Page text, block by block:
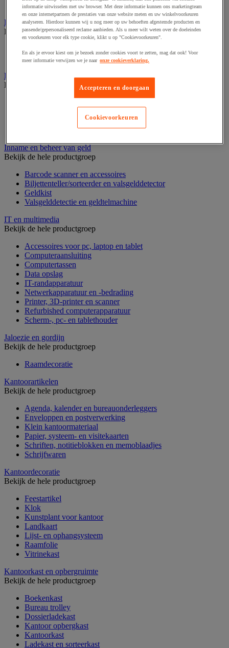
Tv, dvd-speler en Blu-ray
Bewegwijzering en aanduidingsborden
Bekijk de hele productgroep
Deurnaambord
Pictogram
Folderrek en -houder
Bekijk de hele productgroep
Tafel folderstandaard
Wandfolderhouder
Inname en beheer van geld
Bekijk de hele productgroep
Barcode scanner en accessoires
Biljettenteller/sorteerder en valsgelddetector
Geldkist
Valsgelddetectie en geldtelmachine
IT en multimedia
Bekijk de hele productgroep
Accessoires voor pc, laptop en tablet
Computeraansluiting
Computertassen
Data opslag
IT-randapparatuur
Netwerkapparatuur en -bedrading
Printer, 3D-printer en scanner
Refurbished computerapparatuur
Scherm-, pc- en tablethouder
Jaloezie en gordijn
Bekijk de hele productgroep
Raamdecoratie
Kantoorartikelen
Bekijk de hele productgroep
Agenda, kalender en bureauonderleggers
Enveloppen en postverwerking
Klein kantoormateriaal
Papier, systeem- en visitekaarten
Schriften, notitieblokken en memoblaadjes
Schrijfwaren
Kantoordecoratie
Bekijk de hele productgroep
Feestartikel
Klok
Kunstplant voor kantoor
Landkaart
Lijst- en ophangsysteem
Raamfolie
Vitrinekast
Kantoorkast en opbergruimte
Bekijk de hele productgroep
Boekenkast
Bureau trolley
Dossierladekast
Kantoor opbergkast
Kantoorkast
Ladekast en sorteerkast
informatie uitwisselen met uw browser. Met deze informatie kunnen ons marketingteam
en onze internetpartners de prestaties van onze website meten en uw winkelvoorkeuren
analyseren. Hierdoor kunnen wij u nog meer op uw behoeften afgestemde producten en
passende/gepersonaliseerd reclame aanbieden. Als u meer wilt weten over de doeleinden
en voorkeuren voor elk type cookie, klikt u op "Cookievoorkeuren".
En als je ervoor kiest om je bezoek zonder cookies voort te zetten, mag dat ook! Voor
meer informatie verwijzen we je naar onze cookieverklaring.
Accepteren en doorgaan
Cookievoorkeuren